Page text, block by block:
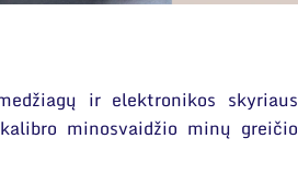
ir elektronikos skyriaus
minosvaidžio minų greičio